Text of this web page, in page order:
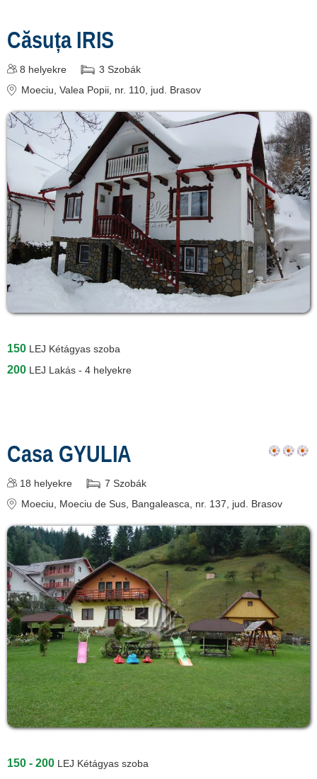
Căsuța IRIS
8 helyekre 3 Szobák
Moeciu , Valea Popii, nr. 110 , jud. Brasov
150 LEJ Kétágyas szoba
200 LEJ Lakás - 4 helyekre
Casa GYULIA
18 helyekre 7 Szobák
Moeciu , Moeciu de Sus, Bangaleasca, nr. 137 , jud. Brasov
150 - 200 LEJ Kétágyas szoba